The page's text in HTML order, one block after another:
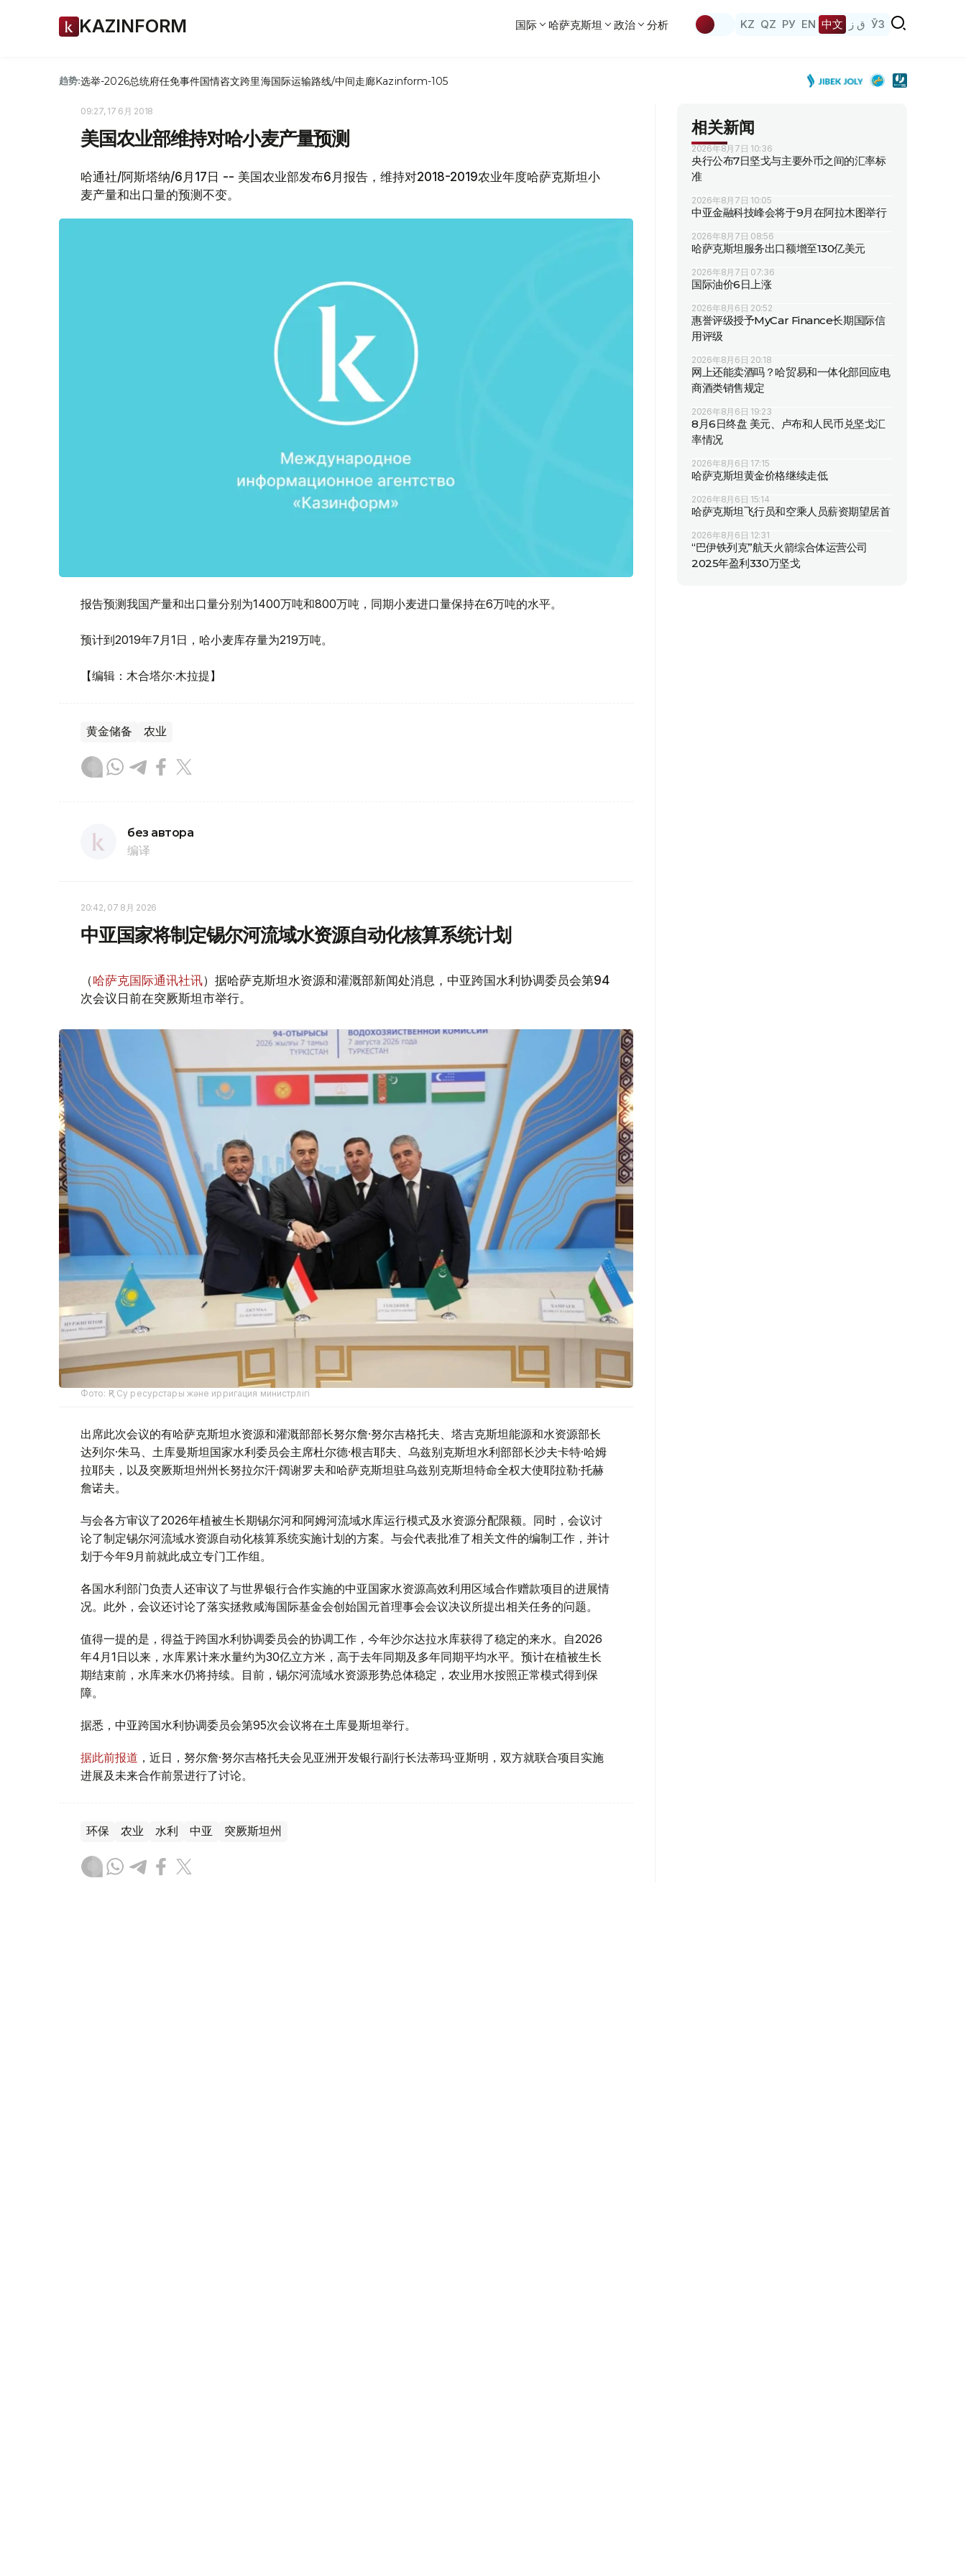
KAZINFORM 国际 哈萨克斯坦 政治 分析 KZ QZ РУ EN 中文 ق ز ЎЗ
趋势:选举-2026总统府任免事件国情咨文跨里海国际运输路线/中间走廊Kazinform-105
09:27, 17 6月 2018
美国农业部维持对哈小麦产量预测
哈通社/阿斯塔纳/6月17日 -- 美国农业部发布6月报告，维持对2018-2019农业年度哈萨克斯坦小
麦产量和出口量的预测不变。
报告预测我国产量和出口量分别为1400万吨和800万吨，同期小麦进口量保持在6万吨的水平。
预计到2019年7月1日，哈小麦库存量为219万吨。
【编辑：木合塔尔·木拉提】
黄金储备 农业
без автора
编译
20:42, 07 8月 2026
中亚国家将制定锡尔河流域水资源自动化核算系统计划
（哈萨克国际通讯社讯）据哈萨克斯坦水资源和灌溉部新闻处消息，中亚跨国水利协调委员会第94
次会议日前在突厥斯坦市举行。
Фото: ҚР Су ресурстары және ирригация министрлігі
出席此次会议的有哈萨克斯坦水资源和灌溉部部长努尔詹·努尔吉格托夫、塔吉克斯坦能源和水资源部长
达列尔·朱马、土库曼斯坦国家水利委员会主席杜尔德·根吉耶夫、乌兹别克斯坦水利部部长沙夫卡特·哈姆
拉耶夫，以及突厥斯坦州州长努拉尔汗·阔谢罗夫和哈萨克斯坦驻乌兹别克斯坦特命全权大使耶拉勒·托赫
詹诺夫。
与会各方审议了2026年植被生长期锡尔河和阿姆河流域水库运行模式及水资源分配限额。同时，会议讨
论了制定锡尔河流域水资源自动化核算系统实施计划的方案。与会代表批准了相关文件的编制工作，并计
划于今年9月前就此成立专门工作组。
各国水利部门负责人还审议了与世界银行合作实施的中亚国家水资源高效利用区域合作赠款项目的进展情
况。此外，会议还讨论了落实拯救咸海国际基金会创始国元首理事会会议决议所提出相关任务的问题。
值得一提的是，得益于跨国水利协调委员会的协调工作，今年沙尔达拉水库获得了稳定的来水。自2026
年4月1日以来，水库累计来水量约为30亿立方米，高于去年同期及多年同期平均水平。预计在植被生长
期结束前，水库来水仍将持续。目前，锡尔河流域水资源形势总体稳定，农业用水按照正常模式得到保
障。
据悉，中亚跨国水利协调委员会第95次会议将在土库曼斯坦举行。
据此前报道 ，近日，努尔詹·努尔吉格托夫会见亚洲开发银行副行长法蒂玛·亚斯明，双方就联合项目实施
进展及未来合作前景进行了讨论。
环保 农业 水利 中亚 突厥斯坦州
相关新闻
2026年8月7日 10:36
央行公布7日坚戈与主要外币之间的汇率标
准
2026年8月7日 10:05
中亚金融科技峰会将于9月在阿拉木图举行
2026年8月7日 08:56
哈萨克斯坦服务出口额增至130亿美元
2026年8月7日 07:36
国际油价6日上涨
2026年8月6日 20:52
惠誉评级授予MyCar Finance长期国际信
用评级
2026年8月6日 20:18
网上还能卖酒吗？哈贸易和一体化部回应电
商酒类销售规定
2026年8月6日 19:23
8月6日终盘 美元、卢布和人民币兑坚戈汇
率情况
2026年8月6日 17:15
哈萨克斯坦黄金价格继续走低
2026年8月6日 15:14
哈萨克斯坦飞行员和空乘人员薪资期望居首
2026年8月6日 12:31
“巴伊铁列克”航天火箭综合体运营公司
2025年盈利330万坚戈